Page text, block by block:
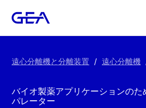
遠心分離機と分離装置 / 遠心分離機
バイオ製薬アプリケーションのた
パレーター